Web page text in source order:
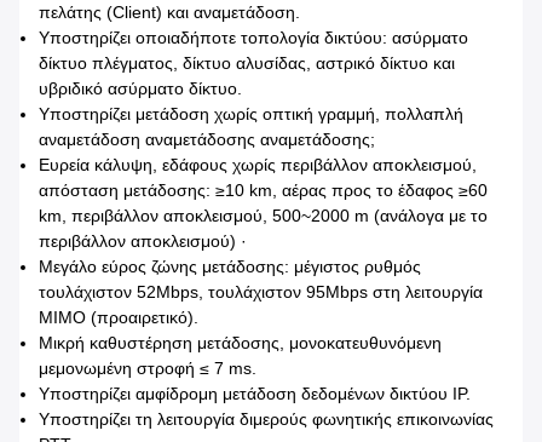
πελάτης (Client) και αναμετάδοση.
Υποστηρίζει οποιαδήποτε τοπολογία δικτύου: ασύρματο
δίκτυο πλέγματος, δίκτυο αλυσίδας, αστρικό δίκτυο και
υβριδικό ασύρματο δίκτυο.
Υποστηρίζει μετάδοση χωρίς οπτική γραμμή, πολλαπλή
αναμετάδοση αναμετάδοσης αναμετάδοσης;
Ευρεία κάλυψη, εδάφους χωρίς περιβάλλον αποκλεισμού,
απόσταση μετάδοσης: ≥10 km, αέρας προς το έδαφος ≥60
km, περιβάλλον αποκλεισμού, 500~2000 m (ανάλογα με το
περιβάλλον αποκλεισμού) ·
Μεγάλο εύρος ζώνης μετάδοσης: μέγιστος ρυθμός
τουλάχιστον 52Mbps, τουλάχιστον 95Mbps στη λειτουργία
MIMO (προαιρετικό).
Μικρή καθυστέρηση μετάδοσης, μονοκατευθυνόμενη
μεμονωμένη στροφή ≤ 7 ms.
Υποστηρίζει αμφίδρομη μετάδοση δεδομένων δικτύου IP.
Υποστηρίζει τη λειτουργία διμερούς φωνητικής επικοινωνίας